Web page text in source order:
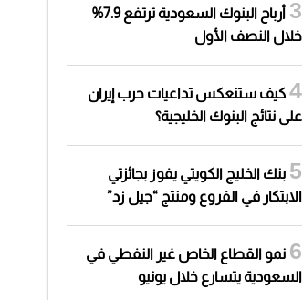
أرباح البنوك السعودية ترتفع 7.9%
خلال النصف الأول
كيف ستنعكس تداعيات حرب إيران
على نتائج البنوك الخليجية؟
بنك الخليج الكويتي يفوز بجائزتي
الابتكار في الفروع ومنتج “جيل زد”
نمو القطاع الخاص غير النفطي في
السعودية يتسارع خلال يونيو